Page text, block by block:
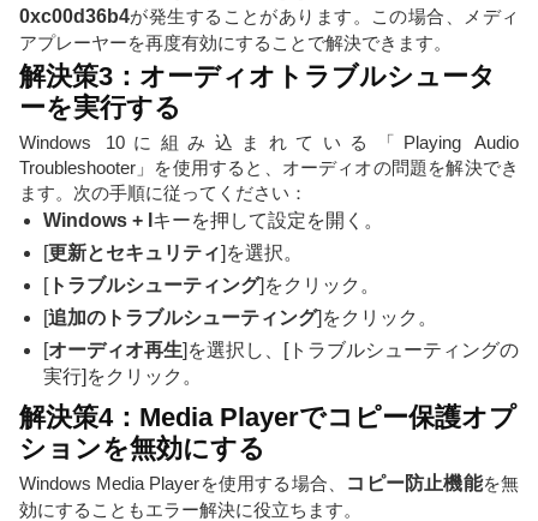
0xc00d36b4が発生することがあります。この場合、メディ
アプレーヤーを再度有効にすることで解決できます。
解決策3：オーディオトラブルシュータ
ーを実行する
Windows 10に組み込まれている「Playing Audio
Troubleshooter」を使用すると、オーディオの問題を解決でき
ます。次の手順に従ってください：
Windows + I キーを押して設定を開く。
[更新とセキュリティ]を選択。
[トラブルシューティング]をクリック。
[追加のトラブルシューティング]をクリック。
[オーディオ再生]を選択し、[トラブルシューティングの
実行]をクリック。
解決策4：Media Playerでコピー保護オプ
ションを無効にする
Windows Media Playerを使用する場合、 コピー防止機能を無
効にすることもエラー解決に役立ちます。